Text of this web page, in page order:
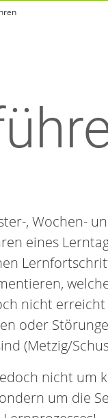
, Wochen-
eines
nicht
oder
(Metzig/
nicht um
um die